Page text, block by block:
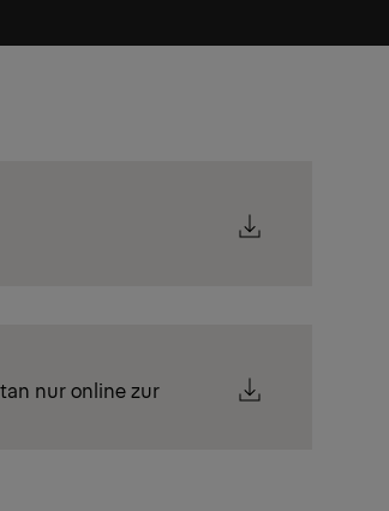
nur online zur